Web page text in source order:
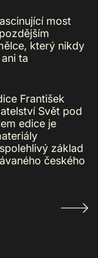
most
který nikdy
ta
František
Svět pod
edice je
základ
českého
Starší